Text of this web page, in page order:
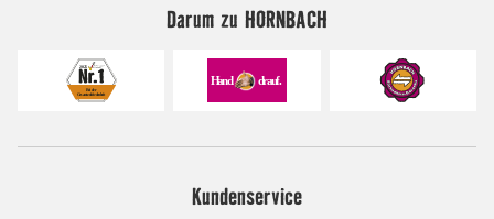
Darum zu HORNBACH
Kundenservice